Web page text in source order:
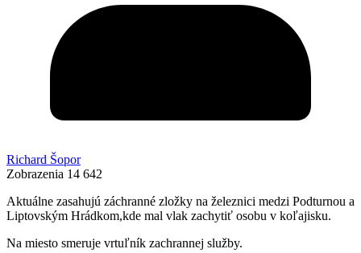
Richard Šopor
Zobrazenia 14 642
Aktuálne zasahujú záchranné zložky na železnici medzi Podturnou a
Liptovským Hrádkom,kde mal vlak zachytiť osobu v koľajisku.
Na miesto smeruje vrtuľník zachrannej služby.